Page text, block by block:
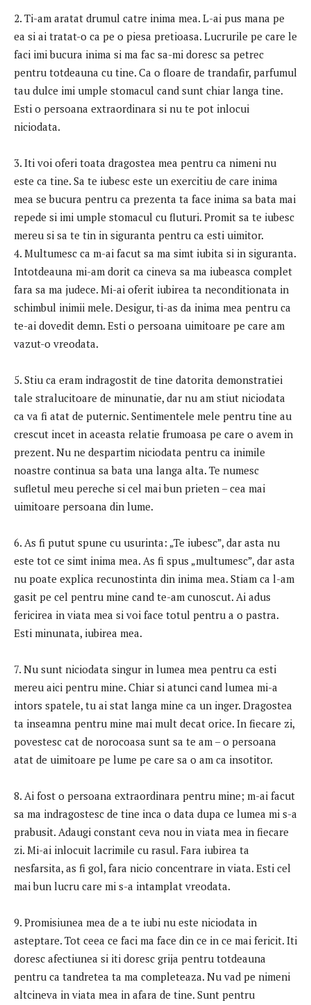
2. Ti-am aratat drumul catre inima mea. L-ai pus mana pe
ea si ai tratat-o ​​ca pe o piesa pretioasa. Lucrurile pe care le
faci imi bucura inima si ma fac sa-mi doresc sa petrec
pentru totdeauna cu tine. Ca o floare de trandafir, parfumul
tau dulce imi umple stomacul cand sunt chiar langa tine.
Esti o persoana extraordinara si nu te pot inlocui
niciodata.
3. Iti voi oferi toata dragostea mea pentru ca nimeni nu
este ca tine. Sa te iubesc este un exercitiu de care inima
mea se bucura pentru ca prezenta ta face inima sa bata mai
repede si imi umple stomacul cu fluturi. Promit sa te iubesc
mereu si sa te tin in siguranta pentru ca esti uimitor.
4. Multumesc ca m-ai facut sa ma simt iubita si in siguranta.
Intotdeauna mi-am dorit ca cineva sa ma iubeasca complet
fara sa ma judece. Mi-ai oferit iubirea ta neconditionata in
schimbul inimii mele. Desigur, ti-as da inima mea pentru ca
te-ai dovedit demn. Esti o persoana uimitoare pe care am
vazut-o vreodata.
5. Stiu ca eram indragostit de tine datorita demonstratiei
tale stralucitoare de minunatie, dar nu am stiut niciodata
ca va fi atat de puternic. Sentimentele mele pentru tine au
crescut incet in aceasta relatie frumoasa pe care o avem in
prezent. Nu ne despartim niciodata pentru ca inimile
noastre continua sa bata una langa alta. Te numesc
sufletul meu pereche si cel mai bun prieten – cea mai
uimitoare persoana din lume.
6. As fi putut spune cu usurinta: „Te iubesc”, dar asta nu
este tot ce simt inima mea. As fi spus „multumesc”, dar asta
nu poate explica recunostinta din inima mea. Stiam ca l-am
gasit pe cel pentru mine cand te-am cunoscut. Ai adus
fericirea in viata mea si voi face totul pentru a o pastra.
Esti minunata, iubirea mea.
7. Nu sunt niciodata singur in lumea mea pentru ca esti
mereu aici pentru mine. Chiar si atunci cand lumea mi-a
intors spatele, tu ai stat langa mine ca un inger. Dragostea
ta inseamna pentru mine mai mult decat orice. In fiecare zi,
povestesc cat de norocoasa sunt sa te am – o persoana
atat de uimitoare pe lume pe care sa o am ca insotitor.
8. Ai fost o persoana extraordinara pentru mine; m-ai facut
sa ma indragostesc de tine inca o data dupa ce lumea mi s-a
prabusit. Adaugi constant ceva nou in viata mea in fiecare
zi. Mi-ai inlocuit lacrimile cu rasul. Fara iubirea ta
nesfarsita, as fi gol, fara nicio concentrare in viata. Esti cel
mai bun lucru care mi s-a intamplat vreodata.
9. Promisiunea mea de a te iubi nu este niciodata in
asteptare. Tot ceea ce faci ma face din ce in ce mai fericit. Iti
doresc afectiunea si iti doresc grija pentru totdeauna
pentru ca tandretea ta ma completeaza. Nu vad pe nimeni
altcineva in viata mea in afara de tine. Sunt pentru